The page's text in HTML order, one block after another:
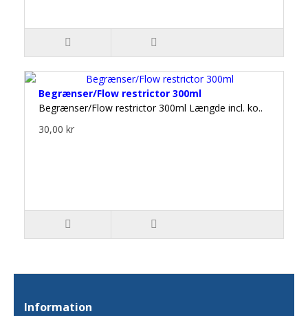
Begrænser/Flow restrictor 300ml
Begrænser/Flow restrictor 300ml Længde incl. ko..
30,00 kr
Information